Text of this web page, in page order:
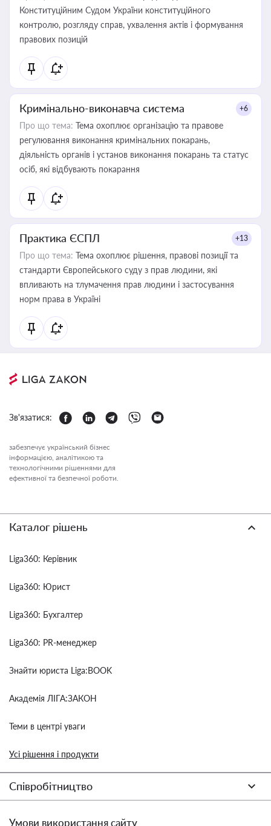
Конституційним Судом України конституційного
контролю, розгляду справ, ухвалення актів і формування
правових позицій
Кримінально-виконавча система +6
Про що тема: Тема охоплює організацію та правове
регулювання виконання кримінальних покарань,
діяльність органів і установ виконання покарань та статус
осіб, які відбувають покарання
Практика ЄСПЛ +13
Про що тема: Тема охоплює рішення, правові позиції та
стандарти Європейського суду з прав людини, які
впливають на тлумачення прав людини і застосування
норм права в Україні
Зв'язатися:
забезпечує український бізнес
інформацією, аналітикою та
технологічними рішеннями для
ефективної та безпечної роботи.
Каталог рішень
Liga360: Керівник
Liga360: Юрист
Liga360: Бухгалтер
Liga360: PR-менеджер
Знайти юриста Liga:BOOK
Академія ЛІГА:ЗАКОН
Теми в центрі уваги
Усі рішення і продукти
Співробітництво
Умови використання сайту